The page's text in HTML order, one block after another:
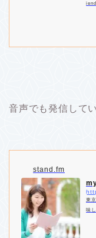
音声でも発信して
stand.fm
東
味